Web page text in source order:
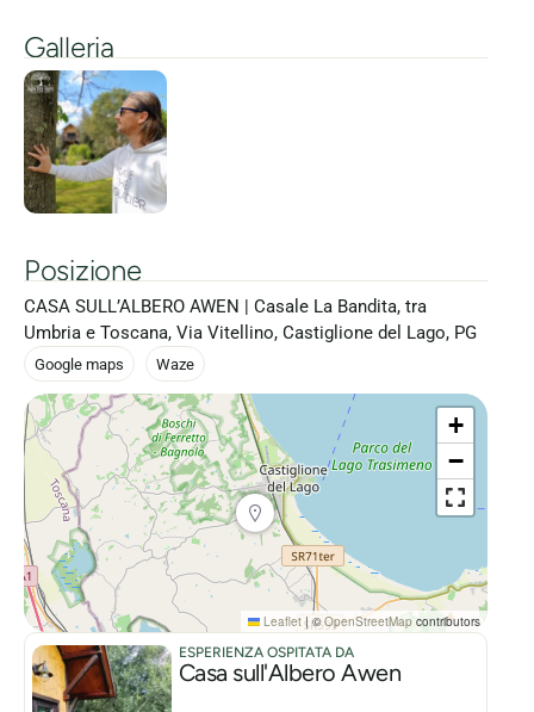
Galleria
Posizione
CASA SULL’ALBERO AWEN | Casale La Bandita, tra
Umbria e Toscana, Via Vitellino, Castiglione del Lago, PG
Google maps Waze
+
−
Leaflet |©OpenStreetMap contributors
ESPERIENZA OSPITATA DA
Casa sull'Albero Awen